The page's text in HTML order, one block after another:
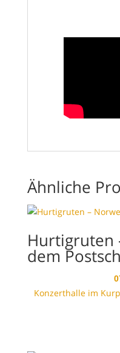
Ähnliche
Hurtigruten
dem
Konzerthalle im